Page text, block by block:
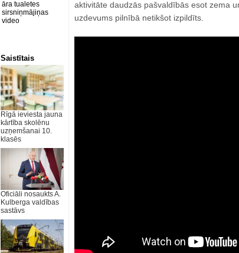
āra tualetes
sirsniņmājiņas
video
Saistītais
Rīgā ieviesta jauna
kārtība skolēnu
uzņemšanai 10.
klasēs
Oficiāli nosaukts A.
Kulberga valdības
sastāvs
aktivitāte daudzās pašvaldībās esot zema
uzdevums pilnībā netikšot izpildīts.